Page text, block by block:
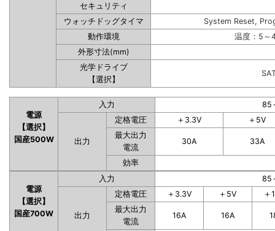
セキュリティ
ウォッチドッグタイマ
System Reset,
動作環境
温度：5～
外形寸法(mm)
光学ドライブ
【選択】
電源
【選択】
国産500W
入力 85
出力
定格電圧 ＋3.3V
＋5V
最大出力
電流
30A 33A
効率
電源
【選択】
国産700W
入力 85
出力
定格電圧 ＋3.3V ＋5V
＋
最大出力
電流
16A 16A